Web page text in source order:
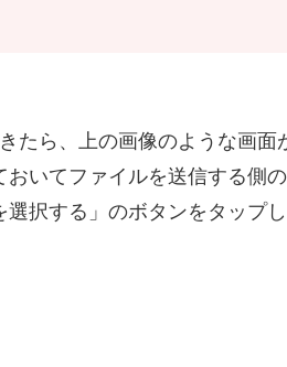
たら、上の画像のような画面
いてファイルを送信する側
択する」のボタンをタップし